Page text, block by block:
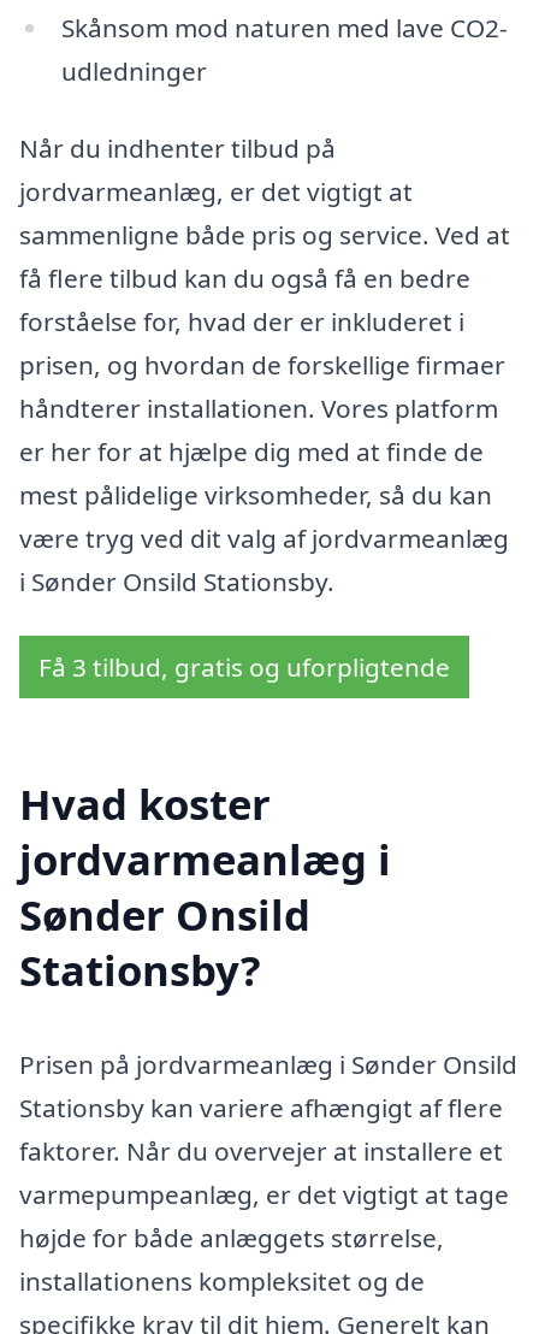
Skånsom mod naturen med lave CO2-
udledninger
Når du indhenter tilbud på
jordvarmeanlæg, er det vigtigt at
sammenligne både pris og service. Ved at
få flere tilbud kan du også få en bedre
forståelse for, hvad der er inkluderet i
prisen, og hvordan de forskellige firmaer
håndterer installationen. Vores platform
er her for at hjælpe dig med at finde de
mest pålidelige virksomheder, så du kan
være tryg ved dit valg af jordvarmeanlæg
i Sønder Onsild Stationsby.
Få 3 tilbud, gratis og uforpligtende
Hvad koster
jordvarmeanlæg i
Sønder Onsild
Stationsby?
Prisen på jordvarmeanlæg i Sønder Onsild
Stationsby kan variere afhængigt af flere
faktorer. Når du overvejer at installere et
varmepumpeanlæg, er det vigtigt at tage
højde for både anlæggets størrelse,
installationens kompleksitet og de
specifikke krav til dit hjem. Generelt kan